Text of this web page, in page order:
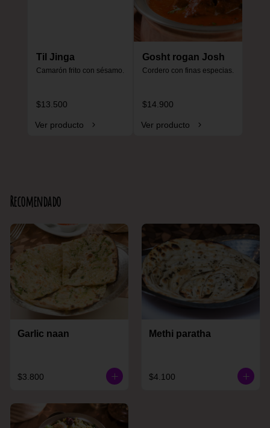
Til Jinga
Camarón frito con sésamo.
$13.500
Ver producto
Gosht rogan Josh
Cordero con finas especias.
$14.900
Ver producto
Recomendado
Garlic naan
$3.800
Methi paratha
$4.100